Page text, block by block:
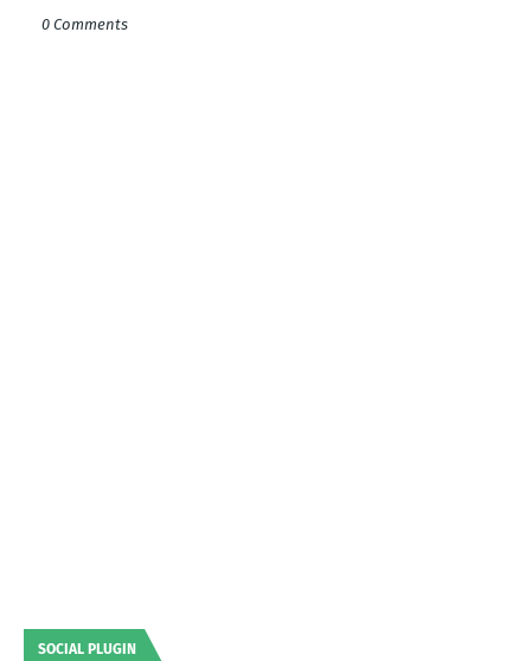
0 Comments
SOCIAL PLUGIN